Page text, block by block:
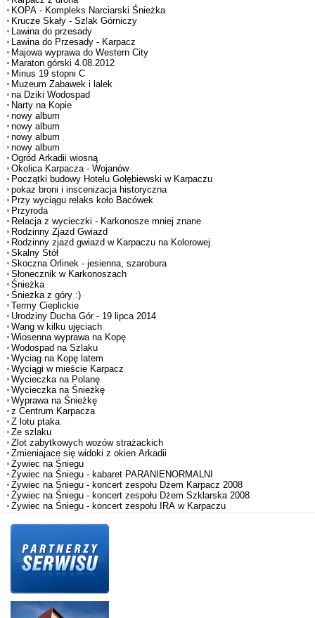
KOPA - Kompleks Narciarski Śnieżka
Krucze Skały - Szlak Górniczy
Lawina do przesady
Lawina do Przesady - Karpacz
Majowa wyprawa do Western City
Maraton górski 4.08.2012
Minus 19 stopni C
Muzeum Zabawek i lalek
na Dziki Wodospad
Narty na Kopie
nowy album
nowy album
nowy album
nowy album
Ogród Arkadii wiosną
Okolica Karpacza - Wojanów
Początki budowy Hotelu Gołębiewski w Karpaczu
pokaz broni i inscenizacja historyczna
Przy wyciągu relaks koło Bacówek
Przyroda
Relacja z wycieczki - Karkonosze mniej znane
Rodzinny Zjazd Gwiazd
Rodzinny zjazd gwiazd w Karpaczu na Kolorowej
Skalny Stół
Skoczna Orlinek - jesienna, szarobura
Słonecznik w Karkonoszach
Śnieżka
Śnieżka z góry :)
Termy Cieplickie
Urodziny Ducha Gór - 19 lipca 2014
Wang w kilku ujęciach
Wiosenna wyprawa na Kopę
Wodospad na Szlaku
Wyciag na Kopę latem
Wyciągi w mieście Karpacz
Wycieczka na Polanę
Wycieczka na Śnieżkę
Wyprawa na Śnieżkę
z Centrum Karpacza
Z lotu ptaka
Ze szlaku
Zlot zabytkowych wozów strażackich
Zmieniajace się widoki z okien Arkadii
Żywiec na Śniegu
Żywiec na Śniegu - kabaret PARANIENORMALNI
Żywiec na Śniegu - koncert zespołu Dżem Karpacz 2008
Żywiec na Śniegu - koncert zespołu Dżem Szklarska 2008
Żywiec na Śniegu - koncert zespołu IRA w Karpaczu